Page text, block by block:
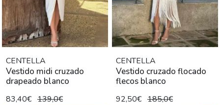
CENTELLA
Vestido midi cruzado
drapeado blanco
83,40€ 139,0€
CENTELLA
Vestido cruzado flocado
flecos blanco
92,50€ 185,0€